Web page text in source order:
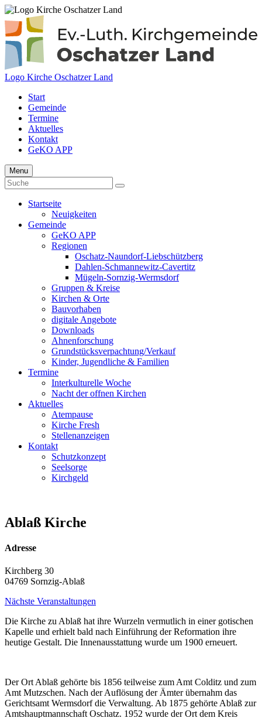
Logo Kirche Oschatzer Land
Start
Gemeinde
Termine
Aktuelles
Kontakt
GeKO APP
Menu
Startseite
Neuigkeiten
Gemeinde
GeKO APP
Regionen
Oschatz-Naundorf-Liebschützberg
Dahlen-Schmannewitz-Cavertitz
Mügeln-Sornzig-Wermsdorf
Gruppen & Kreise
Kirchen & Orte
Bauvorhaben
digitale Angebote
Downloads
Ahnenforschung
Grundstücks­verpachtung/Verkauf
Kinder, Jugendliche & Familien
Termine
Interkulturelle Woche
Nacht der offnen Kirchen
Aktuelles
Atempause
Kirche Fresh
Stellenanzeigen
Kontakt
Schutzkonzept
Seelsorge
Kirchgeld
Ablaß Kirche
Adresse
Kirchberg 30
04769 Sornzig-Ablaß
Nächste Veranstaltungen
Die Kirche zu Ablaß hat ihre Wurzeln vermutlich in einer gotischen
Kapelle und erhielt bald nach Einführung der Reformation ihre
heutige Gestalt. Die Innenausstattung wurde um 1900 erneuert.
Der Ort Ablaß gehörte bis 1856 teilweise zum Amt Colditz und zum
Amt Mutzschen. Nach der Auflösung der Ämter übernahm das
Gerichtsamt Wermsdorf die Verwaltung. Ab 1875 gehörte Ablaß zur
Amtshauptmannschaft Oschatz. 1952 wurde der Ort dem Kreis